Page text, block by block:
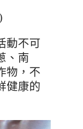
動不可
、南
物，不
健康的